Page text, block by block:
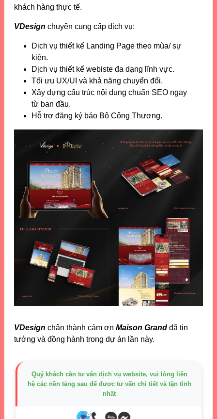
khách hàng thực tế.
VDesign chuyên cung cấp dịch vụ:
Dịch vụ thiết kế Landing Page theo mùa/ sự
kiện.
Dịch vụ thiết kế webiste đa dạng lĩnh vực.
Tối ưu UX/UI và khả năng chuyển đổi.
Xây dựng cấu trúc nội dung chuẩn SEO ngay
từ ban đầu.
Hỗ trợ đăng ký báo Bộ Công Thương.
VDesign chân thành cảm ơn Maison Grandđã tin
tưởng và đồng hành trong dự án lần này.
Quý khách cần tư vấn dịch vụ website, vui lòng liên
hệ các nền tảng sau để được tư vấn chi tiết và tận tình
nhất